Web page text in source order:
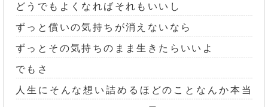
どうでもよくなればそれもいいし
ずっと償いの気持ちが消えないなら
ずっとその気持ちのまま生きたらいいよ
でもさ
人生にそんな想い詰めるほどのことなんか本当